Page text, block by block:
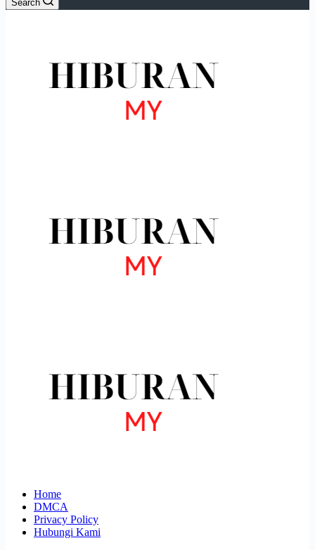
Search
Home
DMCA
Privacy Policy
Hubungi Kami